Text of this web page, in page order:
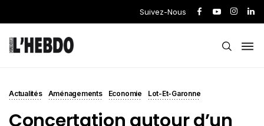
Suivez-Nous
Actualités Aménagements Economie Lot-Et-Garonne
Concertation autour d’un